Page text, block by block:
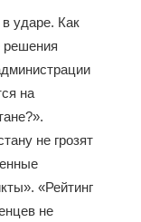
ударе. Как
решения
на
не грозят
«Рейтинг
не